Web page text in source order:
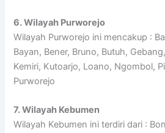
6. Wilayah Purworejo
Wilayah Purworejo ini mencakup :
Bayan, Bener, Bruno, Butuh,
Kemiri, Kutoarjo, Loano, Ngombol,
Purworejo
7. Wilayah Kebumen
Wilayah Kebumen ini terdiri dari :